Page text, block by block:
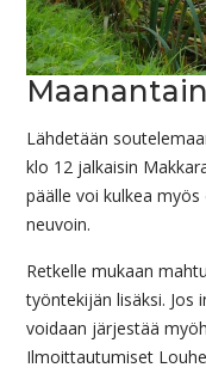
Lähdetään
klo 12 jalkaisin
päälle voi kulkea
neuvoin.
Retkelle mukaan
työntekijän lisäksi. Jos
voidaan järjestää
Ilmoittautumiset